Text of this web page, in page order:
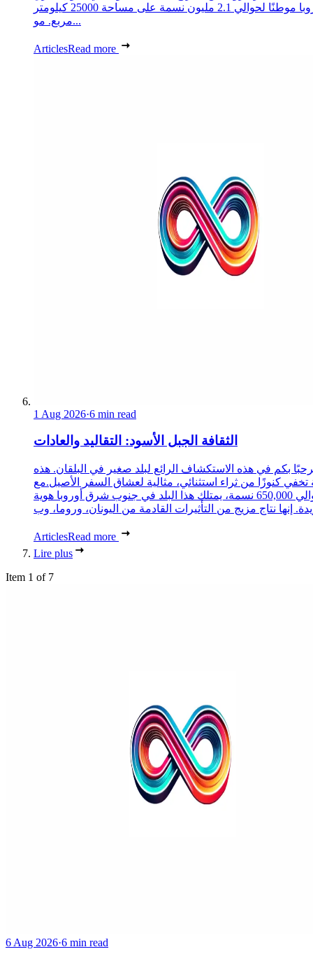
أوروبا موطنًا لحوالي 2.1 مليون نسمة على مساحة 25000 كيلومتر
مربع. مو...
ArticlesRead more
1 Aug 2026·6 min read
الثقافة الجبل الأسود: التقاليد والعادات
بكم في هذه الاستكشاف الرائع لبلد صغير في البلقان. هذه
تخفي كنوزًا من ثراء استثنائي، مثالية لعشاق السفر الأصيل.مع
حوالي 650,000 نسمة، يمتلك هذا البلد في جنوب شرق أوروبا هوية
ArticlesRead more
Lire plus
Item 1 of 7
6 Aug 2026·6 min read